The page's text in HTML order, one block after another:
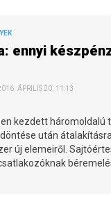
ennyi
ÁPRILIS 20. 11:13
kezdett háromoldalú
után
új elemeiről.